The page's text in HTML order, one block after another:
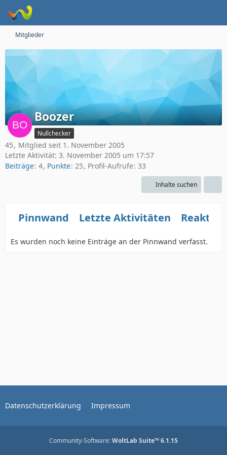
Mitglieder
Boozer
Nullchecker
45
Mitglied seit 1. November 2005
Letzte Aktivität: 3. November 2005 um 17:57
Beiträge 4 Punkte 25 Profil-Aufrufe 33
Inhalte suchen
Pinnwand Letzte Aktivitäten
Es wurden noch keine Einträge an der Pinnwand verfasst.
Datenschutzerklärung Impressum
Community-Software:WoltLab Suite™ 6.1.15